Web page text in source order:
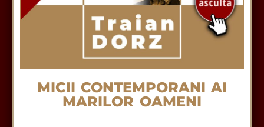
MICII CONTEMPORANI AI
MARILOR OAMENI